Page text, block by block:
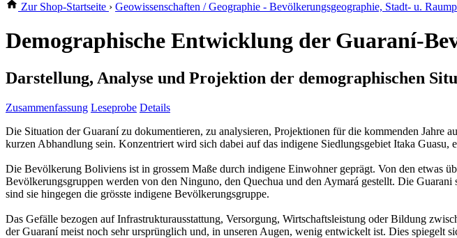
Zur Shop-Startseite › Geowissenschaften / Geographie - Bevölkerungsgeographie, Stadt- u.
Demographische Entwicklung der Guaraní-
Darstellung, Analyse und Projektion der demographischen
Zusammenfassung Leseprobe Details
Die Situation der Guaraní zu dokumentieren, zu analysieren, Projektionen für die kommenden Jahre
kurzen Abhandlung sein. Konzentriert wird sich dabei auf das indigene Siedlungsgebiet Itaka
Die Bevölkerung Boliviens ist in grossem Maße durch indigene Einwohner geprägt. Von den etwas
Bevölkerungsgruppen werden von den Ninguno, den Quechua und den Aymará gestellt. Die
sind sie hingegen die grösste indigene Bevölkerungsgruppe.
Das Gefälle bezogen auf Infrastrukturausstattung, Versorgung, Wirtschaftsleistung oder Bildung
der Guaraní meist noch sehr ursprünglich und, in unseren Augen, wenig entwickelt ist. Dies spiegelt